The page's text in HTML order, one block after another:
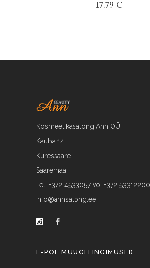
17.79 €
Kosmeetikasalong Ann OÜ
Kauba 14
Kuressaare
Saaremaa
Tel. +372 4533057 või +372 53312200
info@annsalong.ee
E-POE MÜÜGITINGIMUSED